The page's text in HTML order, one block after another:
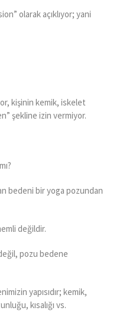
olarak açıklıyor; yani
kişinin kemik, iskelet
şekline izin vermiyor.
bedeni bir yoga pozundan
değildir.
pozu bedene
yapısıdır; kemik,
kısalığı vs.